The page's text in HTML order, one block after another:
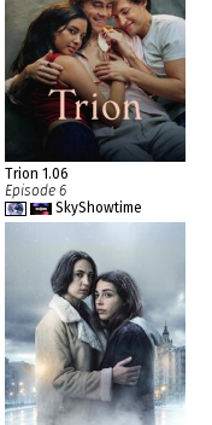
Trion 1.06
Episode 6
SkyShowtime